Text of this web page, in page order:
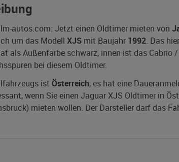
autos.com: Jetzt einen Oldtimer mieten von
um das Modell XJS mit Baujahr 1992. Das
als Außenfarbe schwarz, innen ist das Cabrio
bei diesem Oldtimer.
ist Österreich, es hat eine
wenn Sie einen Jaguar XJS Oldtimer in
mieten wollen. Der Darsteller darf das